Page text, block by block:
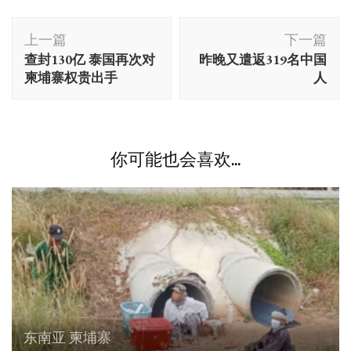
博
文
导
上一篇
查封130亿 泰国再次对
柬埔寨权贵出手
下一篇
昨晚又遣返319名中国
人
你可能也会喜欢...
东南亚柬埔寨